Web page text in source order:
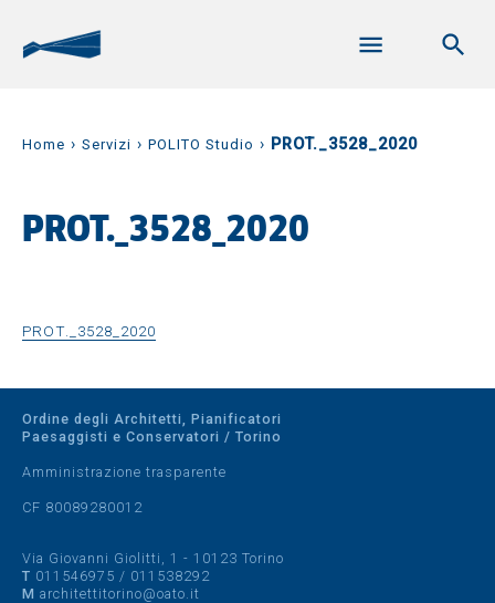
Home › Servizi › POLITO Studio › PROT._3528_2020
PROT._3528_2020
PROT._3528_2020
Ordine degli Architetti, Pianificatori
Paesaggisti e Conservatori / Torino
Amministrazione trasparente
CF 80089280012
Via Giovanni Giolitti, 1 - 10123 Torino
T 011546975 / 011538292
M architettitorino@oato.it